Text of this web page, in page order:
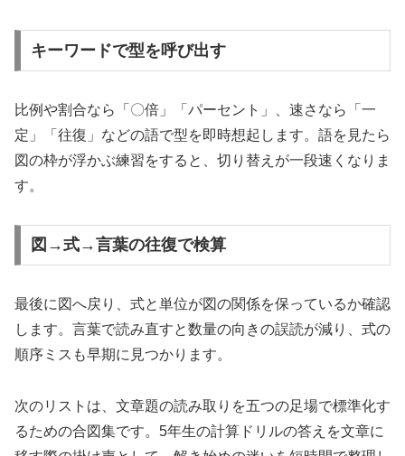
キーワードで型を呼び出す
比例や割合なら「〇倍」「パーセント」、速さなら「一
定」「往復」などの語で型を即時想起します。語を見たら
図の枠が浮かぶ練習をすると、切り替えが一段速くなりま
す。
図→式→言葉の往復で検算
最後に図へ戻り、式と単位が図の関係を保っているか確認
します。言葉で読み直すと数量の向きの誤読が減り、式の
順序ミスも早期に見つかります。
次のリストは、文章題の読み取りを五つの足場で標準化す
るための合図集です。5年生の計算ドリルの答えを文章に